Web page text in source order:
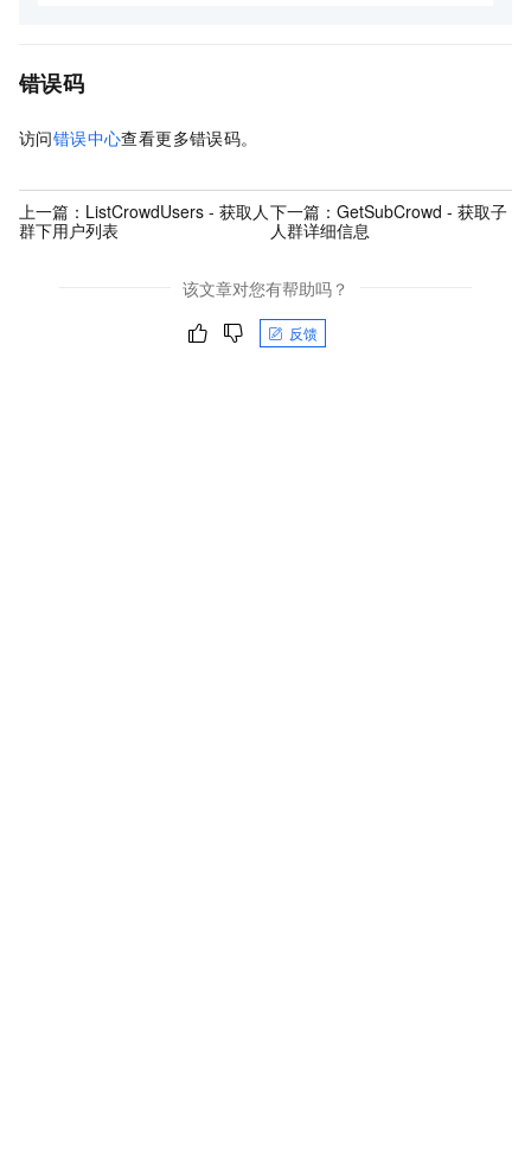
错误码
访问错误中心查看更多错误码。
上一篇： ListCrowdUsers - 获取人
群下用户列表
下一篇： GetSubCrowd - 获取子
人群详细信息
该文章对您有帮助吗？
反馈